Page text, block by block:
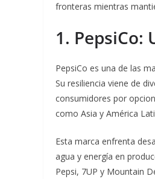
fronteras mientras
1. PepsiCo:
PepsiCo es una de las
Su resiliencia viene de
consumidores por
como Asia y América
Esta marca enfrenta
agua y energía en
Pepsi, 7UP y Mountain